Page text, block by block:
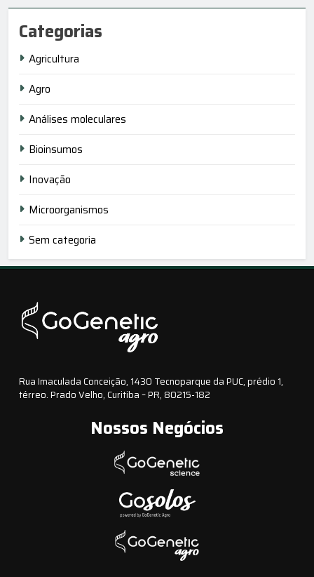
Categorias
Agricultura
Agro
Análises moleculares
Bioinsumos
Inovação
Microorganismos
Sem categoria
Rua Imaculada Conceição, 1430 Tecnoparque da PUC, prédio 1,
térreo. Prado Velho, Curitiba – PR, 80215-182
Nossos Negócios